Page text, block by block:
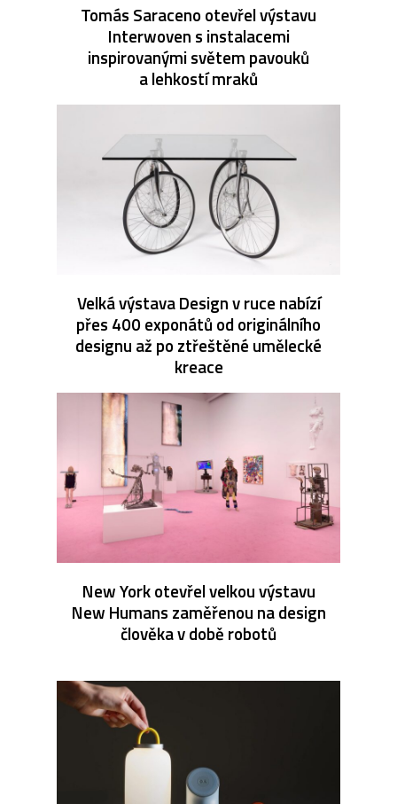
Tomás Saraceno otevřel výstavu
Interwoven s instalacemi
inspirovanými světem pavouků
a lehkostí mraků
Velká výstava Design v ruce nabízí
přes 400 exponátů od originálního
designu až po ztřeštěné umělecké
kreace
New York otevřel velkou výstavu
New Humans zaměřenou na design
člověka v době robotů